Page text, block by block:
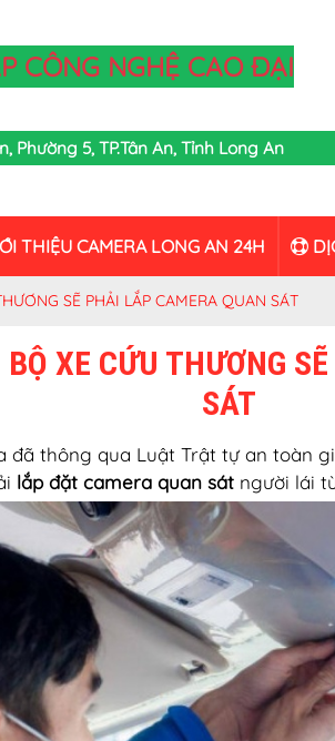
CÔNG NGHỆ CAO ĐẠI
Phường 5, TP.Tân An, Tỉnh Long An
THIỆU CAMERA LONG AN 24H
SẼ PHẢI LẮP CAMERA QUAN SÁT
XE CỨU THƯƠNG
SÁT
đã thông qua Luật Trật tự an toàn
lắp đặt camera quan sát người lái